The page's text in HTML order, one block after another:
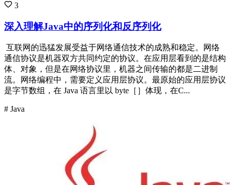
3
深入理解Java中的序列化和反序列化
​ 互联网的迅猛发展受益于网络通信技术的成熟和稳定。网络
通信协议是机器双方共同约定的协议。在应用层看到的是结构
体、对象，但是在网络协议里，机器之间传输的都是二进制
流。网络编程中，需要定义应用层协议。最原始的应用层协议
是字节数组，在 Java 语言里以 byte［］体现，在C...
# Java